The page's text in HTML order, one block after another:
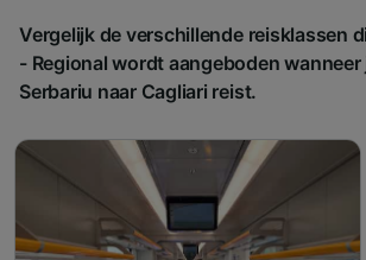
Vergelijk de verschillende reisklassen
- Regional wordt aangeboden wanneer
Serbariu naar Cagliari reist.